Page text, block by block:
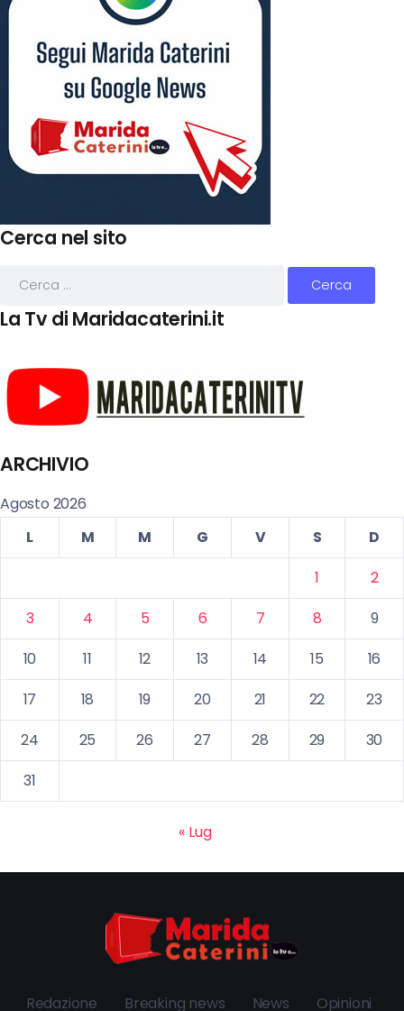
Cerca nel sito
La Tv di Maridacaterini.it
ARCHIVIO
Agosto 2026
L
M M G V S
D
1
2
3
4 5 6 7 8
9
10
11 12 13 14 15
16
17
18 19 20 21 22
23
24
25 26 27 28 29
30
31
« Lug
Redazione Breaking news News Opinioni